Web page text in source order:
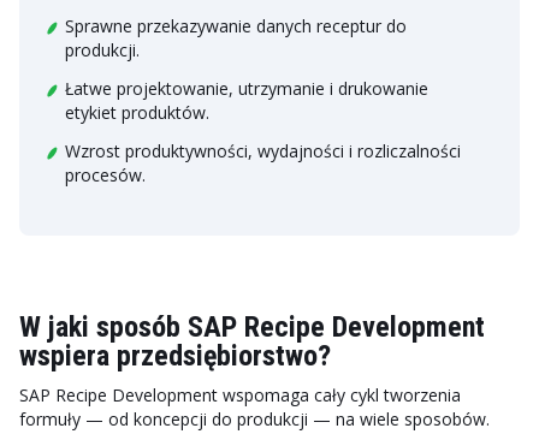
Sprawne przekazywanie danych receptur do
produkcji.
Łatwe projektowanie, utrzymanie i drukowanie
etykiet produktów.
Wzrost produktywności, wydajności i rozliczalności
procesów.
W jaki sposób SAP Recipe Development
wspiera przedsiębiorstwo?
SAP Recipe Development wspomaga cały cykl tworzenia
formuły — od koncepcji do produkcji — na wiele sposobów.